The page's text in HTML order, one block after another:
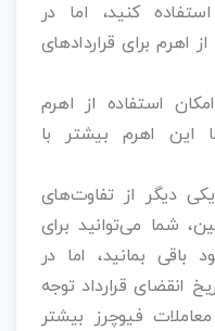
کنید، اما در
اهرم برای قراردادهای
استفاده از اهرم
این اهرم بیشتر با
دیگر از تفاوت‌های
شما می‌توانید برای
بمانید، اما در
انقضای قرارداد توجه
فیوچرز بیشتر